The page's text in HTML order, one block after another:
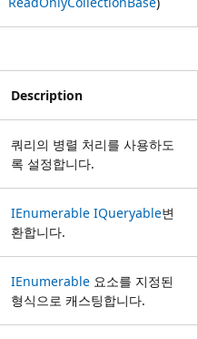
Description
쿼리의 병렬 처리를 사용하도
록 설정합니다.
IEnumerable IQueryable변
환합니다.
IEnumerable 요소를 지정된
형식으로 캐스팅합니다.